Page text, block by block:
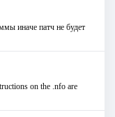
иначе патч не будет
on the .nfo are